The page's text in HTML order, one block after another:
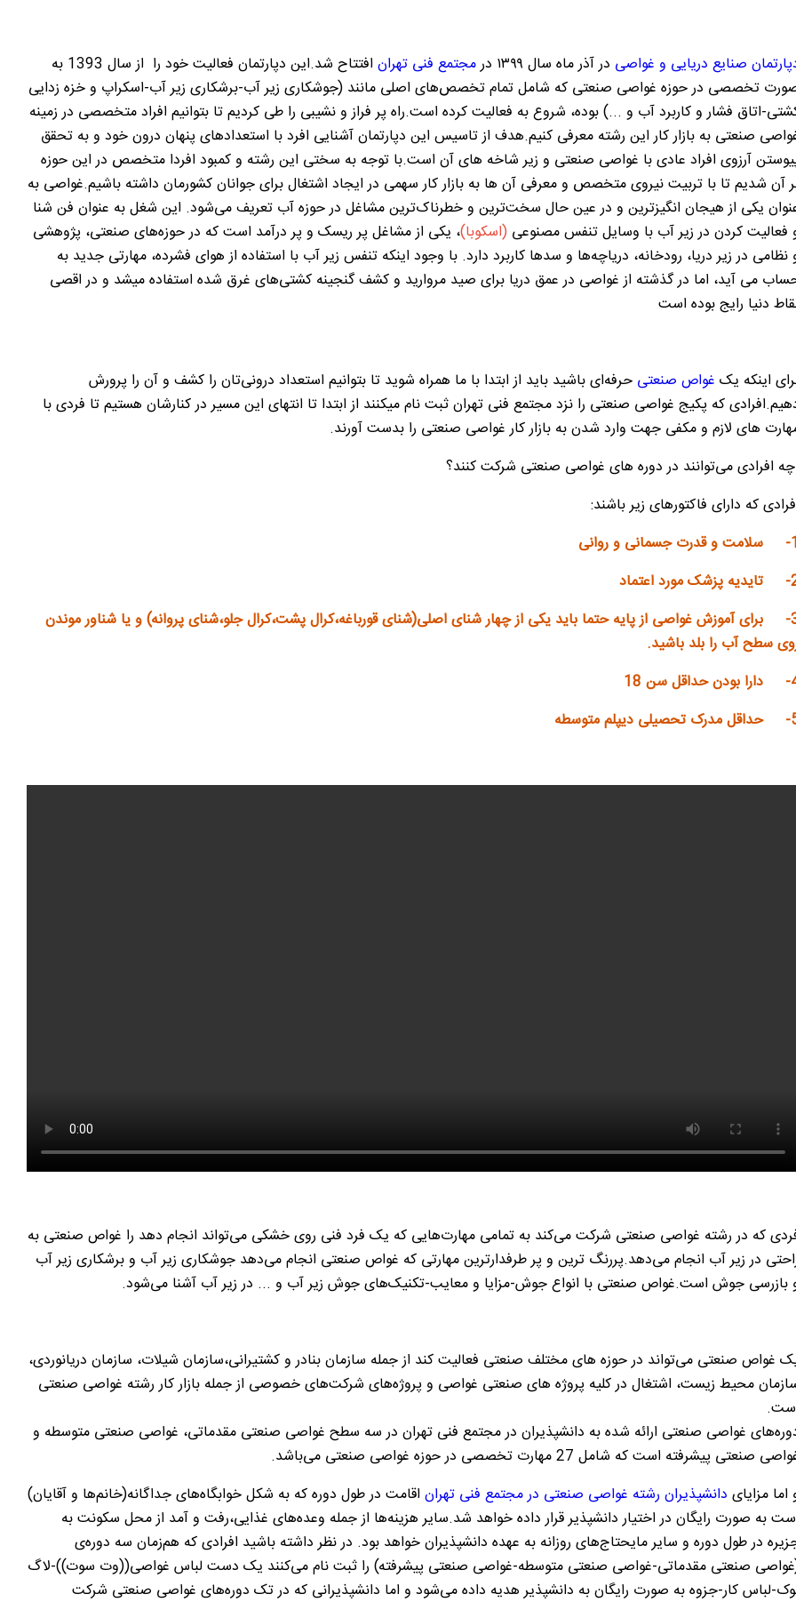
صنایع دریایی و غواصی در آذر ماه سال ۱۳۹۹ در مجتمع فنی تهران
افتتاح شد.این دپارتمان فعالیت خود را از سال 1393 به
تخصصی در حوزه غواصی صنعتی که شامل تمام تخصص‌های اصلی مانند (جوشکاری زیر آب-برشکاری زیر آب-اسکراپ و خزه زدایی
اتاق فشار و کاربرد آب و ...) بوده، شروع به فعالیت کرده است.راه پر فراز و نشیبی را طی کردیم تا بتوانیم افراد متخصصی در زمینه
صنعتی به بازار کار این رشته معرفی کنیم.هدف از تاسیس این دپارتمان آشنایی افرد با استعدادهای پنهان درون خود و به تحقق
آرزوی افراد عادی با غواصی صنعتی و زیر شاخه های آن است.با توجه به سختی این رشته و کمبود افردا متخصص در این حوزه
آن شدیم تا با تربیت نیروی متخصص و معرفی آن ها به بازار کار سهمی در ایجاد اشتغال برای جوانان کشورمان داشته باشیم.غواصی به
یکی از هیجان انگیزترین و در عین حال سخت‌‌ترین و خطرناک‌‌ترین مشاغل در حوزه آب تعریف می‌‌شود. این شغل به عنوان فن شنا
فعالیت کردن در زیر آب با وسایل تنفس مصنوعی(اسکوبا)، یکی از مشاغل پر ریسک و پر درآمد است که در حوزه‌های صنعتی، پژوهشی
نظامی در زیر دریا، رودخانه، دریاچه‌ها و سدها کاربرد دارد. با وجود اینکه تنفس زیر آب با استفاده از هوای فشرده، مهارتی جدید به
می آید، اما در گذشته از غواصی در عمق دریا برای صید مروارید و کشف گنجینه کشتی‌های غرق شده استفاده میشد و در اقصی
دنیا رایج بوده است
اینکه یک غواص صنعتی حرفه‌ای باشید باید از ابتدا با ما همراه شوید تا بتوانیم استعداد درونی‌تان را کشف و آن را پرورش
که پکیج غواصی صنعتی را نزد مجتمع فنی تهران ثبت نام میکنند از ابتدا تا انتهای این مسیر در کنارشان هستیم تا فردی با
های لازم و مکفی جهت وارد شدن به بازار کار غواصی صنعتی را بدست آورند.
چه افرادی می‌توانند در دوره های غواصی صنعتی شرکت کنند؟
که دارای فاکتورهای زیر باشند:
1-
سلامت و قدرت جسمانی و روانی
تایدیه پزشک مورد اعتماد
برای آموزش غواصی از پایه حتما باید یکی از چهار شنای اصلی(شنای قورباغه،کرال پشت،کرال جلو،شنای پروانه) و یا شناور موندن
سطح آب را بلد باشید.
دارا بودن حداقل سن 18
حداقل مدرک تحصیلی دیپلم متوسطه
که در رشته غواصی صنعتی شرکت می‌کند به تمامی مهارت‌هایی که یک فرد فنی روی خشکی می‌تواند انجام دهد را غواص صنعتی به
در زیر آب انجام می‌دهد.پررنگ ترین و پر طرفدارترین مهارتی که غواص صنعتی انجام می‌دهد جوشکاری زیر آب و برشکاری زیر آب
بازرسی جوش است.غواص صنعتی با انواع جوش-مزایا و معایب-تکنیک‌های جوش زیر آب و ... در زیر آب آشنا می‌شود.
غواص صنعتی می‌تواند در حوزه های مختلف صنعتی فعالیت کند از جمله سازمان بنادر و کشتیرانی،سازمان شیلات، سازمان دریانوردی،
محیط زیست، اشتغال در کلیه پروژه های صنعتی غواصی و پروژه‌های شرکت‌های خصوصی از جمله بازار کار رشته غواصی صنعتی
غواصی صنعتی ارائه شده به دانشپذیران در مجتمع فنی تهران در سه سطح غواصی صنعتی مقدماتی، غواصی صنعتی متوسطه و
صنعتی پیشرفته است که شامل 27 مهارت تخصصی در حوزه غواصی صنعتی می‌باشد.
اما مزایای دانشپذیران رشته غواصی صنعتی در مجتمع فنی تهران اقامت در طول دوره که به شکل خوابگاه‌های جداگانه(خانم‌ها و آقایان)
به صورت رایگان در اختیار دانشپذیر قرار داده خواهد شد.سایر هزینه‌ها از جمله وعده‌های غذایی،رفت و آمد از محل سکونت به
در طول دوره و سایر مایحتاج‌های روزانه به عهده دانشپذیران خواهد بود. در نظر داشته باشید افرادی که هم‌زمان سه دوره‌ی
صنعتی مقدماتی-غواصی صنعتی متوسطه-غواصی صنعتی پیشرفته) را ثبت نام می‌کنند یک دست لباس غواصی((وت سوت))-لاگ
لباس کار-جزوه به صورت رایگان به دانشپذیر هدیه داده می‌شود و اما دانشپذیرانی که در تک دوره‌های غواصی صنعتی شرکت